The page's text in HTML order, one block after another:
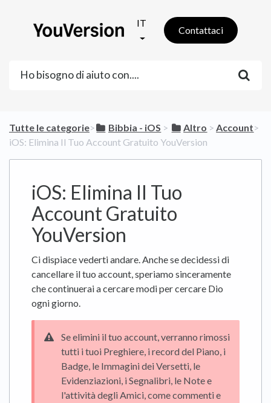
IT
Contattaci
Tutte le categorie​>​ ​Bibbia - iOS ​ > ​ ​Altro ​ > ​​Account​>​
iOS: Elimina Il Tuo Account Gratuito YouVersion
iOS: Elimina Il Tuo
Account Gratuito
YouVersion
Ci dispiace vederti andare. Anche se decidessi di
cancellare il tuo account, speriamo sinceramente
che continuerai a cercare modi per cercare Dio
ogni giorno.
Se elimini il tuo account, verranno rimossi
tutti i tuoi Preghiere, i record del Piano, i
Badge, le Immagini dei Versetti, le
Evidenziazioni, i Segnalibri, le Note e
l'attività degli Amici, come commenti e